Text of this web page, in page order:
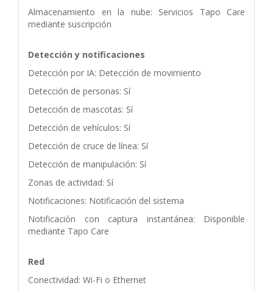
Almacenamiento en la nube: Servicios Tapo Care
mediante suscripción
Detección y notificaciones
Detección por IA: Detección de movimiento
Detección de personas: Sí
Detección de mascotas: Sí
Detección de vehículos: Sí
Detección de cruce de línea: Sí
Detección de manipulación: Sí
Zonas de actividad: Sí
Notificaciones: Notificación del sistema
Notificación con captura instantánea: Disponible
mediante Tapo Care
Red
Conectividad: Wi-Fi o Ethernet